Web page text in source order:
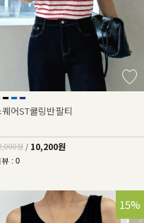
어ST쿨링반팔티
원 / 10,200원
뷰 : 0
15%